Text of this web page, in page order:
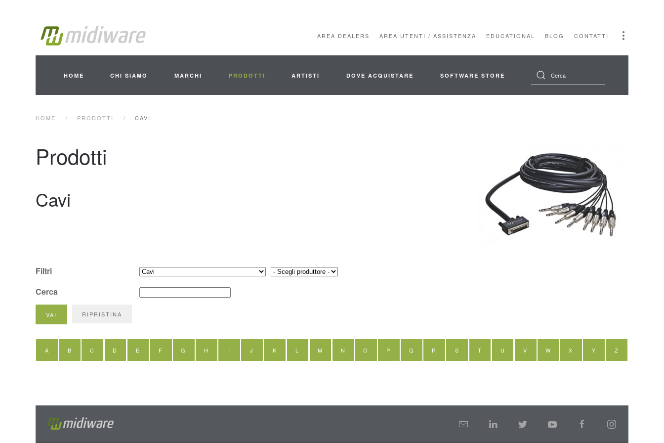
AREA DEALERS AREA UTENTI / ASSISTENZA EDUCATIONAL BLOG CONTATTI
HOME CHI SIAMO MARCHI PRODOTTI ARTISTI DOVE ACQUISTARE SOFTWARE STORE
HOME PRODOTTI CAVI
Prodotti
Cavi
Filtri
Cerca
A B C D E F G H I J K L M N O P Q R S T U V W X Y Z